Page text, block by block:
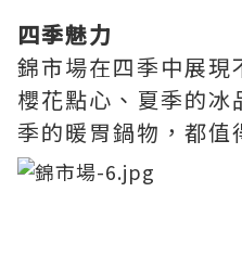
四季魅力
錦市場在四季中展現
櫻花點心、夏季的冰
季的暖胃鍋物，都值